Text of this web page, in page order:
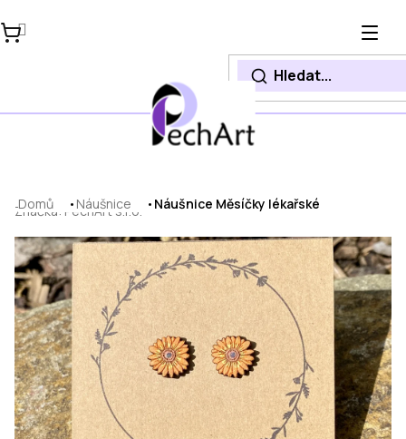
na
obsah
Domů Náušnice Náušnice Měsíčky lékařské
Značka: PechArt s.r.o.